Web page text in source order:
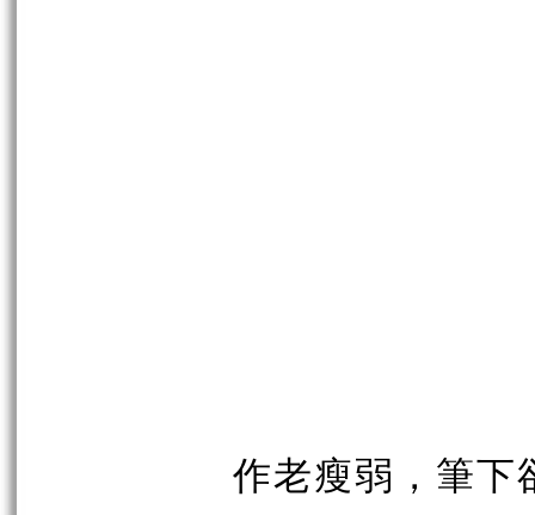
作老瘦弱，筆下